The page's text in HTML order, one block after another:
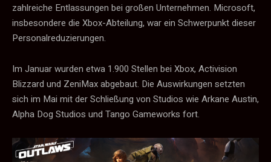
zahlreiche Entlassungen bei großen Unternehmen. Microsoft,
insbesondere die Xbox-Abteilung, war ein Schwerpunkt dieser
Personalreduzierungen.
Im Januar wurden etwa 1.900 Stellen bei Xbox, Activision
Blizzard und ZeniMax abgebaut. Die Auswirkungen setzten
sich im Mai mit der Schließung von Studios wie Arkane Austin,
Alpha Dog Studios und Tango Gameworks fort.